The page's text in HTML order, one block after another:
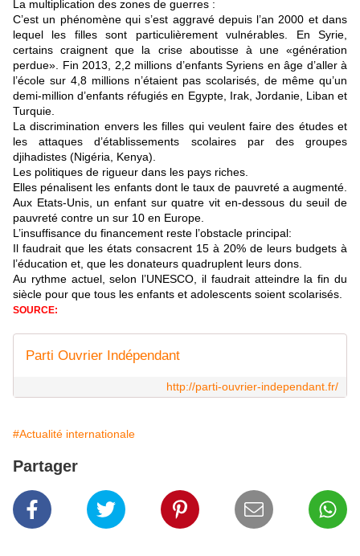
La multiplication des zones de guerres :
C’est un phénomène qui s’est aggravé depuis l’an 2000 et dans
lequel les filles sont particulièrement vulnérables. En Syrie,
certains craignent que la crise aboutisse à une «génération
perdue». Fin 2013, 2,2 millions d’enfants Syriens en âge d’aller à
l’école sur 4,8 millions n’étaient pas scolarisés, de même qu’un
demi-million d’enfants réfugiés en Egypte, Irak, Jordanie, Liban et
Turquie.
La discrimination envers les filles qui veulent faire des études et
les attaques d’établissements scolaires par des groupes
djihadistes (Nigéria, Kenya).
Les politiques de rigueur dans les pays riches.
Elles pénalisent les enfants dont le taux de pauvreté a augmenté.
Aux Etats-Unis, un enfant sur quatre vit en-dessous du seuil de
pauvreté contre un sur 10 en Europe.
L’insuffisance du financement reste l’obstacle principal:
Il faudrait que les états consacrent 15 à 20% de leurs budgets à
l’éducation et, que les donateurs quadruplent leurs dons.
Au rythme actuel, selon l’UNESCO, il faudrait atteindre la fin du
siècle pour que tous les enfants et adolescents soient scolarisés.
SOURCE:
Parti Ouvrier Indépendant
http://parti-ouvrier-independant.fr/
#Actualité internationale
Partager